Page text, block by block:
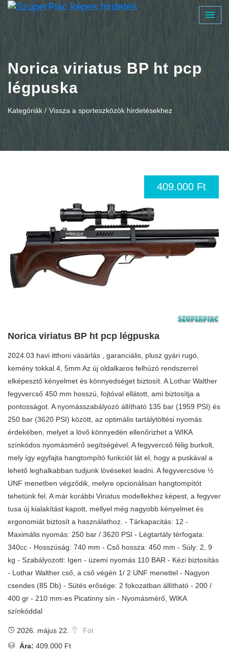
Norica viriatus BP ht pcp
légpuska
Kategóriák / Vissza a sporteszközök hirdetésekhez
409.000 Ft
Norica viriatus BP ht pcp légpuska
2024.03 havi itthoni vásárlás , garanciális, plusz gyári rugó,
kemény tokkal.4, 5mm Az új oldalkaros felhúzó rendszerrel
elképesztő kényelmet és könnyedséget biztosít. A Lothar Walther
fegyvercső 450 mm hosszú, fojtóval ellátott, ami biztosítja a
pontosságot. A nyomásszabályozó állítható 135 bar (1959 PSI) és
250 bar (3620 PSI) között, az optimális tartálytöltési nyomás
érdekében, melyet a lövő könnyedén ellenőrizhet a WIKA
színkódos nyomásmérő segítségével. A fegyvercső félig burkolt,
mely így egyfajta hangtompító funkciót lát el, hogy a puskával a
lehető leghalkabban tudjunk lövéseket leadni. A fegyvercsöve ½
UNF menetben végződik, melyre opcionálisan hangtompítót
tehetünk fel. A már korábbi Viriatus modellekhez képest, a fegyver
tusa új kialakítást kapott, mellyel még nagyobb kényelmet és
ergonomiát biztosít a használathoz. - Tárkapacitás: 12 -
Maximális nyomás: 250 bar / 3620 PSI - Légtartály térfogata:
340cc - Hosszúság: 740 mm - Cső hossza: 450 mm - Súly: 2, 9
kg - Szabályozott: Igen - üzemi nyomás 110 BAR - Kézi biztosítás
- Lothar Walther cső, a cső végén 1/ 2 UNF menettel - Nagyon
csendes (85 Db) - Sütés erősége: 2 fokozatban állítható - 200 /
400 gr - 210 mm-es Picatinny sín - Nyomásmérő, WIKA
színkóddal
2026. május 22.
Fót
Ára: 409.000 Ft